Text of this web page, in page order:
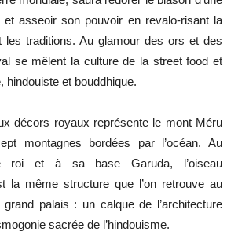
et asseoir son pouvoir en revalo-risant la
les traditions. Au glamour des ors et des
se mêlent la culture de la street food et
hindouiste et bouddhique.
décors royaux représente le mont Méru
montagnes bordées par l’océan. Au
roi et à sa base Garuda, l’oiseau
la même structure que l’on retrouve au
palais : un calque de l’architecture
sacrée de l’hindouisme.